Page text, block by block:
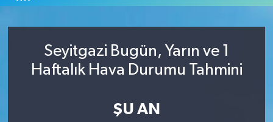
Seyitgazi Bugün, Yarın ve 1
Haftalık Hava Durumu Tahmini
ŞU AN
Süper Lig Puan Durumu ve Fikstür
Son Dakika Haberleri